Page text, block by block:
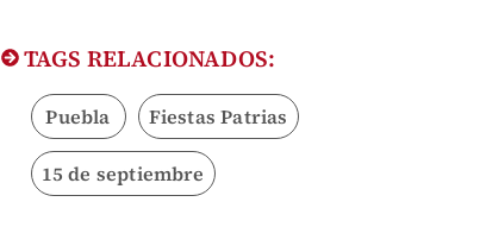
TAGS RELACIONADOS:
Puebla Fiestas Patrias
15 de septiembre